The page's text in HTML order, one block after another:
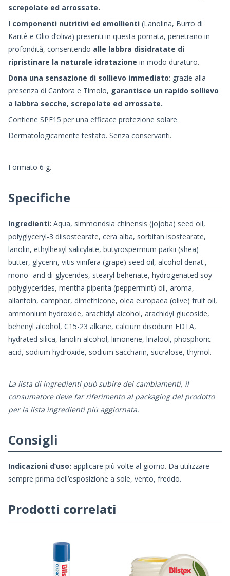
screpolate ed arrossate.
I componenti nutritivi ed emollienti (Lanolina, Burro di
Karitè e Olio d’oliva) presenti in questa pomata, penetrano in
profondità, consentendo alle labbra disidratate di
ripristinare la naturale idratazione in modo duraturo.
Dona una sensazione di sollievo immediato: grazie alla
presenza di Canfora e Timolo, garantisce un rapido sollievo
a labbra secche, screpolate ed arrossate.
Contiene SPF15 per una efficace protezione solare.
Dermatologicamente testato. Senza conservanti.
Formato 6 g.
Specifiche
Ingredienti: Aqua, simmondsia chinensis (jojoba) seed oil,
polyglyceryl-3 diisostearate, cera alba, sorbitan isostearate,
lanolin, ethylhexyl salicylate, butyrospermum parkii (shea)
butter, glycerin, vitis vinifera (grape) seed oil, alcohol denat.,
mono- and di-glycerides, stearyl behenate, hydrogenated soy
polyglycerides, mentha piperita (peppermint) oil, aroma,
allantoin, camphor, dimethicone, olea europaea (olive) fruit oil,
ammonium hydroxide, arachidyl alcohol, arachidyl glucoside,
behenyl alcohol, C15-23 alkane, calcium disodium EDTA,
hydrated silica, lanolin alcohol, limonene, linalool, phosphoric
acid, sodium hydroxide, sodium saccharin, sucralose, thymol.
La lista di ingredienti può subire dei cambiamenti, il
consumatore deve far riferimento al packaging del prodotto
per la lista ingredienti più aggiornata.
Consigli
Indicazioni d’uso: applicare più volte al giorno. Da utilizzare
sempre prima dell’esposizione a sole, vento, freddo.
Prodotti correlati